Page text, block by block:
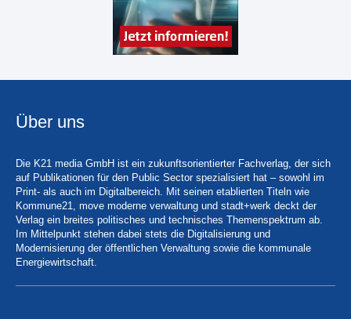
Über uns
Die K21 media GmbH ist ein zukunftsorientierter Fachverlag, der sich
auf Publikationen für den Public Sector spezialisiert hat – sowohl im
Print- als auch im Digitalbereich. Mit seinen etablierten Titeln wie
Kommune21, move moderne verwaltung und stadt+werk deckt der
Verlag ein breites politisches und technisches Themenspektrum ab.
Im Mittelpunkt stehen dabei stets die Digitalisierung und
Modernisierung der öffentlichen Verwaltung sowie die kommunale
Energiewirtschaft.